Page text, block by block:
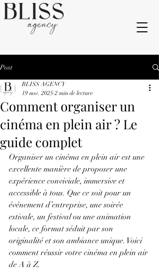
Post
Comment organiser un
cinéma en plein air ? Le
guide complet
BLISS AGENCY
19 nov. 2025 2 min de lecture
Organiser un cinéma en plein air est une
excellente manière de proposer une
expérience conviviale, immersive et
accessible à tous. Que ce soit pour un
événement d’entreprise, une soirée
estivale, un festival ou une animation
locale, ce format séduit par son
originalité et son ambiance unique. Voici
comment réussir votre cinéma en plein air
de A à Z.